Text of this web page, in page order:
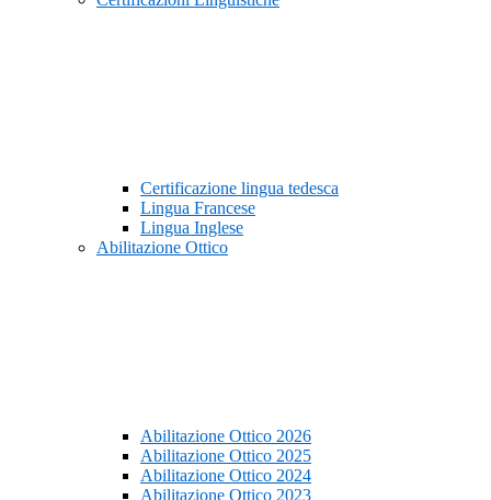
Certificazione lingua tedesca
Lingua Francese
Lingua Inglese
Abilitazione Ottico
Abilitazione Ottico 2026
Abilitazione Ottico 2025
Abilitazione Ottico 2024
Abilitazione Ottico 2023